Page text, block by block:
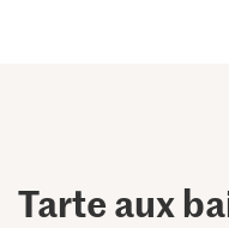
Tarte aux